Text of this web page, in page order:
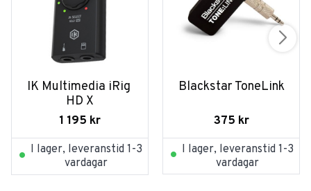
IK Multimedia iRig
HD X
1 195 kr
I lager, leveranstid 1-3
vardagar
Blackstar ToneLink
375 kr
I lager, leveranstid 1-3
vardagar